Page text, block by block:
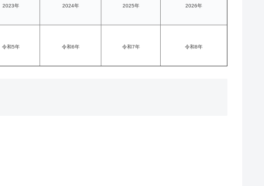
2023年 2024年 2025年 2026年
令和5年 令和6年 令和7年 令和8年